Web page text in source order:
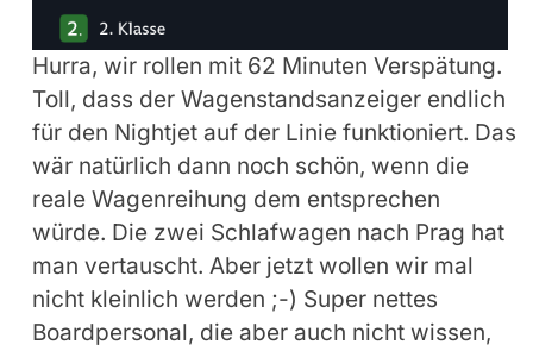
Hurra, wir rollen mit 62 Minuten Verspätung.
Toll, dass der Wagenstandsanzeiger endlich
für den Nightjet auf der Linie funktioniert. Das
wär natürlich dann noch schön, wenn die
reale Wagenreihung dem entsprechen
würde. Die zwei Schlafwagen nach Prag hat
man vertauscht. Aber jetzt wollen wir mal
nicht kleinlich werden ;-) Super nettes
Boardpersonal, die aber auch nicht wissen,